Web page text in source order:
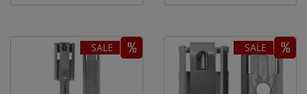
SALE SALE